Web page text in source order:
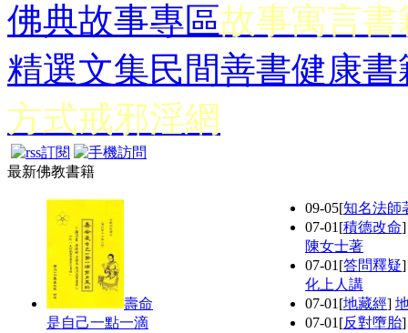
佛典故事專區故事寓言書
精選文集民間善書健康書
方式戒邪淫網
最新佛教書籍
壽命
是自己一點一滴
09-05[知名法師
07-01 [積德改命
陳女士著
07-01 [答問釋疑
化上人講
07-01 [地藏經]
07-01 [反對墮胎